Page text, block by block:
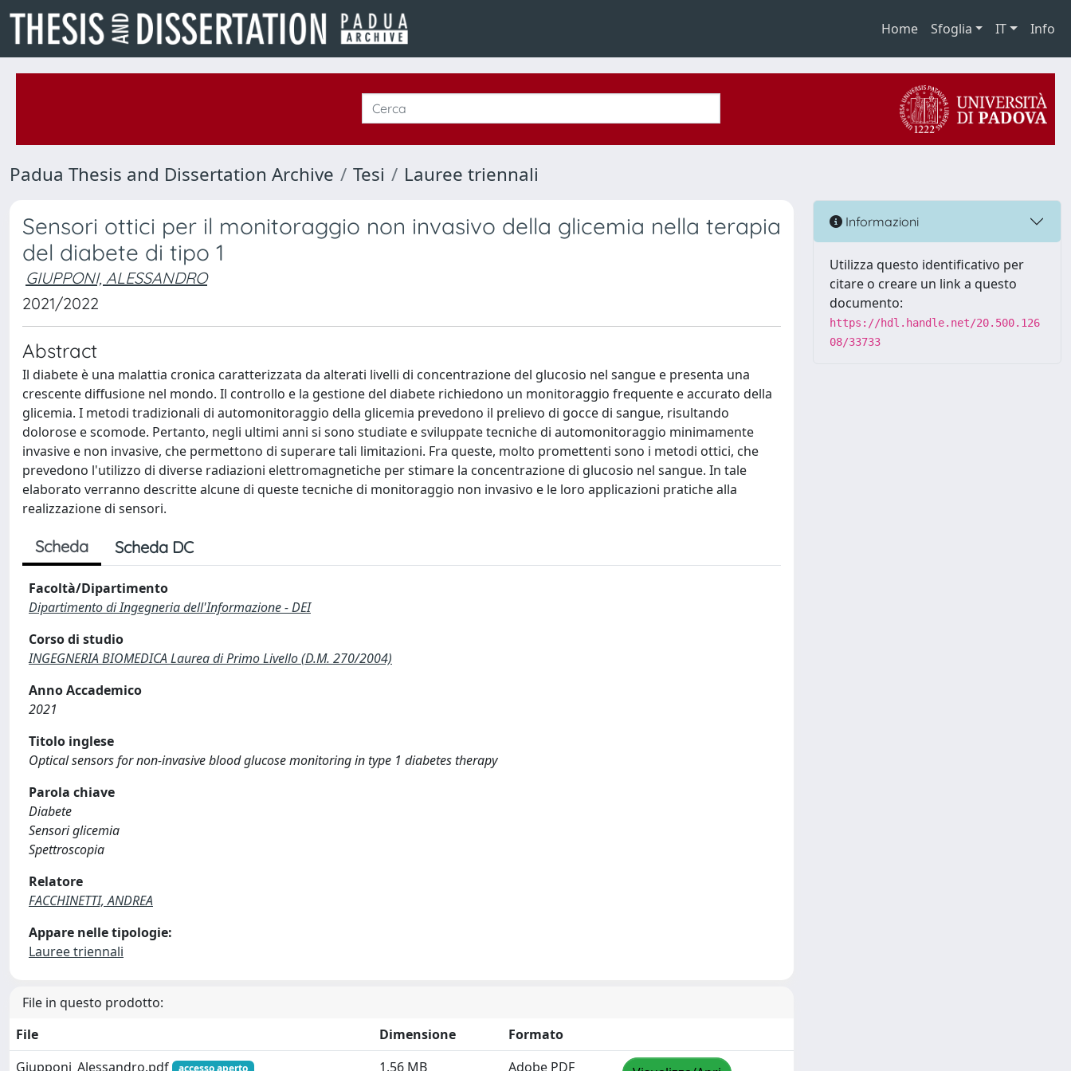
Home Sfoglia IT Info
Padua Thesis and Dissertation Archive Tesi Lauree triennali
Sensori ottici per il monitoraggio non invasivo della glicemia nella terapia
del diabete di tipo 1
GIUPPONI, ALESSANDRO
2021/2022
Abstract
Il diabete è una malattia cronica caratterizzata da alterati livelli di concentrazione del glucosio nel sangue e presenta una
crescente diffusione nel mondo. Il controllo e la gestione del diabete richiedono un monitoraggio frequente e accurato della
glicemia. I metodi tradizionali di automonitoraggio della glicemia prevedono il prelievo di gocce di sangue, risultando
dolorose e scomode. Pertanto, negli ultimi anni si sono studiate e sviluppate tecniche di automonitoraggio minimamente
invasive e non invasive, che permettono di superare tali limitazioni. Fra queste, molto promettenti sono i metodi ottici, che
prevedono l'utilizzo di diverse radiazioni elettromagnetiche per stimare la concentrazione di glucosio nel sangue. In tale
elaborato verranno descritte alcune di queste tecniche di monitoraggio non invasivo e le loro applicazioni pratiche alla
realizzazione di sensori.
Scheda Scheda DC
Facoltà/Dipartimento
Dipartimento di Ingegneria dell'Informazione - DEI
Corso di studio
INGEGNERIA BIOMEDICA Laurea di Primo Livello (D.M. 270/2004)
Anno Accademico
2021
Titolo inglese
Optical sensors for non-invasive blood glucose monitoring in type 1 diabetes therapy
Parola chiave
Diabete
Sensori glicemia
Spettroscopia
Relatore
FACCHINETTI, ANDREA
Appare nelle tipologie:
Lauree triennali
File in questo prodotto:
File
Dimensione
Formato
Giupponi_Alessandro.pdf
accesso aperto 1.56 MB Adobe PDF
Informazioni
Utilizza questo identificativo per
citare o creare un link a questo
documento:
https://hdl.handle.net/20.500.126
08/33733